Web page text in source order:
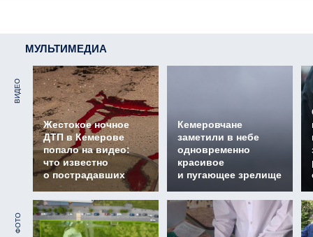
МУЛЬТИМЕДИА
ВИДЕО
Жестокое ночное
ДТП в Кемерове
попало на видео:
что известно
о пострадавших
Кемеровчане
заметили в небе
одновременно
красивое
и пугающее зрелище
ФОТО